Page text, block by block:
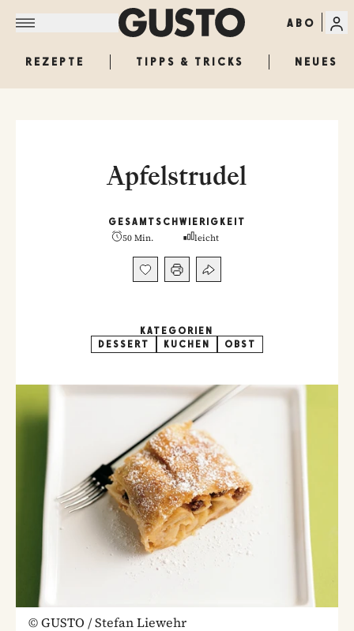
ABO
REZEPTE TIPPS & TRICKS NEUES
Apfelstrudel
GESAMT
50 Min.
SCHWIERIGKEIT
leicht
KATEGORIEN
DESSERT
KUCHEN OBST
©GUSTO / Stefan Liewehr